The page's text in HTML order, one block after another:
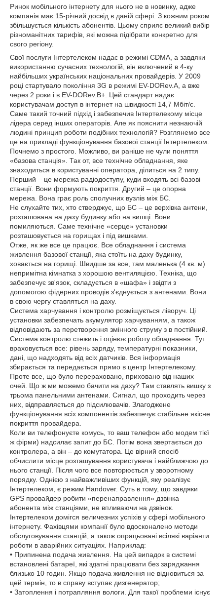
Ринок мобільного інтернету для нього не в новинку, адже
компанія має 15-річний досвід в даній сфері. З кожним роком
збільшується кількість абонентів. Цьому сприяє великий вибір
різноманітних тарифів, які можна підібрати конкретно для
свого регіону.
Свої послуги Інтертелеком надає в режимі CDMA, а завдяки
використанню сучасних технологій, він включений в 4-ку
найбільших українських національних провайдерів. У 2009
році стартувало покоління 3G в режимі EV-DORev.A, а вже
через 2 роки і в EV-DORev.B+. Цей стандарт надає
користувачам доступ в інтернет на швидкості 14,7 Мбіт/с.
Саме такий точний підхід і забезпечив Інтертелекому місце
лідера серед інших операторів. Але як пояснити незнаючій
людині принцип роботи подібних технологій? Розглянемо все
це на прикладі функціонування базової станції Інтертелеком.
Почнемо з простого. Можливо, ви раніше не чули поняття
«базова станція». Так от, все технічне обладнання, яке
знаходиться в користуванні оператора, ділиться на 2 типу.
Перший – це мережа радіодоступу, куди входять всі базові
станції. Вони формують покриття. Другий – це опорна
мережа. Вона грає роль сполучних вузлів між БС.
Не слухайте тих, хто стверджує, що БС – це верхівка антени,
розташована на даху будинку або на вишці. Вони
помиляються. Саме технічне «серце» установки
розташовується на горищах і під вишками.
Отже, як же все це працює. Все обладнання і система
живлення базової станції, яка стоїть на даху будинку,
ховається на горищі. Швидше за все, там маленька (4 кв. м)
непримітна кімнатка з хорошою вентиляцією. Техніка, що
забезпечує зв'язок, складується в «шафа» і звідти з
допомогою фідерних проводів з'єднується з антенами. Вони
в свою чергу ставляться на даху.
Система харчування і контролю розміщується ліворуч. Ці
установки забезпечать акумулятор харчуванням, а також
відповідають за перетворення змінного струму з в постійний.
Система контролю стежить і оцінює роботу обладнання. Тут
враховується все: рівень заряду, температурні показники,
дані, що надходять від всіх датчиків. Вся інформація
збирається та передається прямо в центр Інтертелекому.
Проте все, що було перераховано, приховано від наших
очей. Що ж ми можемо бачити на даху? Там ставлять вишку з
трьома панельними антенами. Сигнал, що проходить через
них, відправляється до підсилювачів. Злагоджене
функціонування всіх компонентів забезпечує стабільне якісне
покриття провайдера.
Коли ви телефонуєте комусь, то ваш телефон або модем тієї
ж фірми) надсилає запит до БС. Потім вона звертається до
контролера, а він – до комутатора. Це вірний спосіб
обчислити місце розташування користувача і найближчою до
нього станції. Після чого все повторюється у зворотному
порядку. Однією з найважливіших функцій, яку реалізує
Інтертелеком, є режим Handover. Суть в тому, що завдяки
GPS провайдер робити «перенаправлення» дзвінка
абонента між станціями, не впливаючи на дзвінок.
Інтертелеком домігся величезних успіхів у сфері мобільного
інтернету. Фахівцями компанії було вдосконалено методи
обслуговування станцій, а також опрацьовані всілякі варіанти
роботи в аварійних ситуаціях. Наприклад:
• Припинена подача живлення. На цей випадок в системі
встановлені батареї, які здатні працювати без заряджання
близько 10 годин. Якщо подача живлення не відновиться за
цей термін, то в справу вступає дизгенератор;
• Затоплення і потрапляння вологи. Для такої проблеми існує